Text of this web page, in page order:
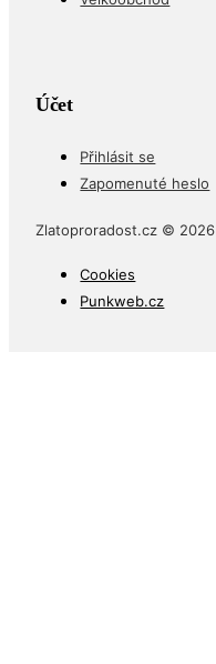
Účet
Přihlásit se
Zapomenuté heslo
Zlatoproradost.cz © 2026
Cookies
Punkweb.cz